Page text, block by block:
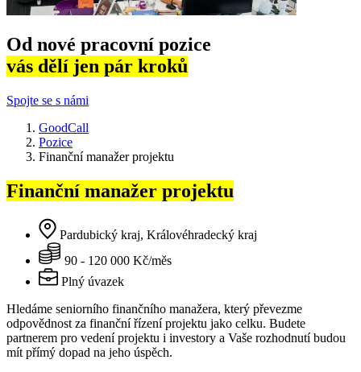
Od nové pracovní pozice
vás dělí jen pár kroků
Spojte se s námi
GoodCall
Pozice
Finanční manažer projektu
Finanční manažer projektu
Pardubický kraj, Královéhradecký kraj
90 - 120 000 Kč/měs
Plný úvazek
Hledáme seniorního finančního manažera, který převezme
odpovědnost za finanční řízení projektu jako celku. Budete
partnerem pro vedení projektu i investory a Vaše rozhodnutí budou
mít přímý dopad na jeho úspěch.